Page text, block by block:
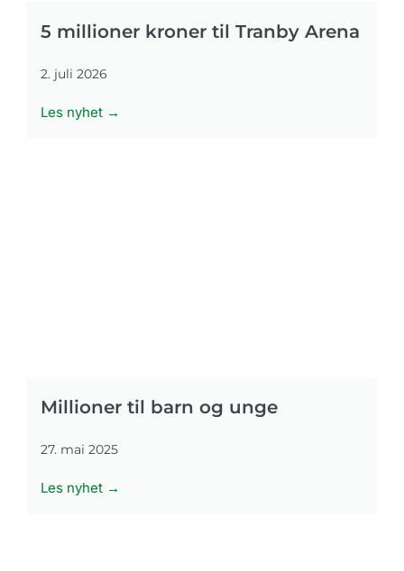
5 millioner kroner til Tranby Arena
2. juli 2026
Les nyhet →
Millioner til barn og unge
27. mai 2025
Les nyhet →